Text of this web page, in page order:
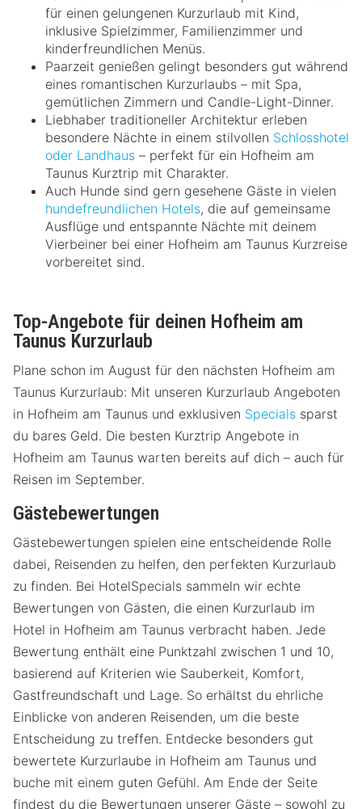
für einen gelungenen Kurzurlaub mit Kind,
inklusive Spielzimmer, Familienzimmer und
kinderfreundlichen Menüs.
Paarzeit genießen gelingt besonders gut während
eines romantischen Kurzurlaubs – mit Spa,
gemütlichen Zimmern und Candle-Light-Dinner.
Liebhaber traditioneller Architektur erleben
besondere Nächte in einem stilvollen Schlosshotel
oder Landhaus – perfekt für ein Hofheim am
Taunus Kurztrip mit Charakter.
Auch Hunde sind gern gesehene Gäste in vielen
hundefreundlichen Hotels, die auf gemeinsame
Ausflüge und entspannte Nächte mit deinem
Vierbeiner bei einer Hofheim am Taunus Kurzreise
vorbereitet sind.
Top-Angebote für deinen Hofheim am
Taunus Kurzurlaub
Plane schon im August für den nächsten Hofheim am
Taunus Kurzurlaub: Mit unseren Kurzurlaub Angeboten
in Hofheim am Taunus und exklusiven Specials sparst
du bares Geld. Die besten Kurztrip Angebote in
Hofheim am Taunus warten bereits auf dich – auch für
Reisen im September.
Gästebewertungen
Gästebewertungen spielen eine entscheidende Rolle
dabei, Reisenden zu helfen, den perfekten Kurzurlaub
zu finden. Bei HotelSpecials sammeln wir echte
Bewertungen von Gästen, die einen Kurzurlaub im
Hotel in Hofheim am Taunus verbracht haben. Jede
Bewertung enthält eine Punktzahl zwischen 1 und 10,
basierend auf Kriterien wie Sauberkeit, Komfort,
Gastfreundschaft und Lage. So erhältst du ehrliche
Einblicke von anderen Reisenden, um die beste
Entscheidung zu treffen. Entdecke besonders gut
bewertete Kurzurlaube in Hofheim am Taunus und
buche mit einem guten Gefühl. Am Ende der Seite
findest du die Bewertungen unserer Gäste – sowohl zu